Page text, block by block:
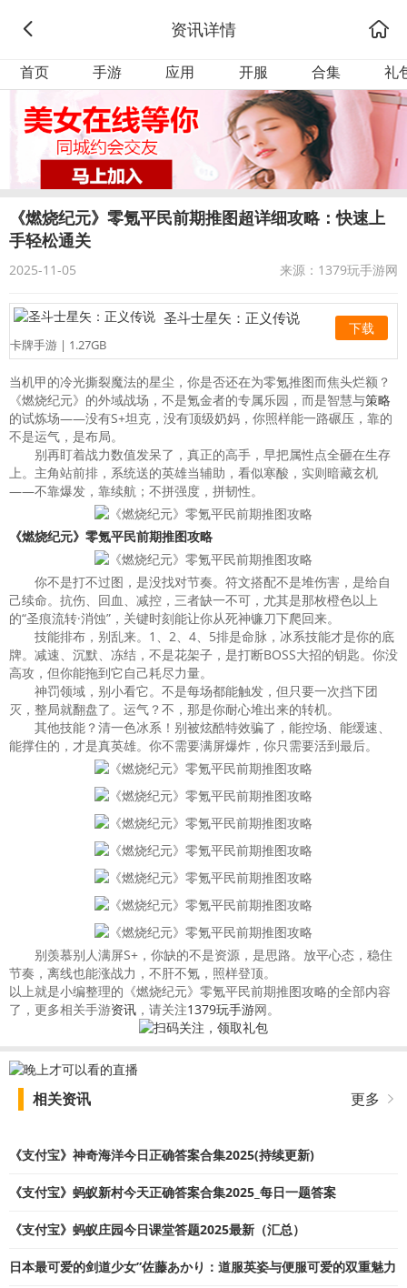
资讯详情
首页 手游 应用 开服 合集 礼
《燃烧纪元》零氪平民前期推图超详细攻略：快速上
手轻松通关
2025-11-05 来源：1379玩手游网
下载
圣斗士星矢：正义传说
卡牌手游 | 1.27GB
当机甲的冷光撕裂魔法的星尘，你是否还在为零氪推图而焦头烂额？
《燃烧纪元》的外域战场，不是氪金者的专属乐园，而是智慧与策略
的试炼场——没有S+坦克，没有顶级奶妈，你照样能一路碾压，靠的
不是运气，是布局。
别再盯着战力数值发呆了，真正的高手，早把属性点全砸在生存
上。主角站前排，系统送的英雄当辅助，看似寒酸，实则暗藏玄机
——不靠爆发，靠续航；不拼强度，拼韧性。
《燃烧纪元》零氪平民前期推图攻略
你不是打不过图，是没找对节奏。符文搭配不是堆伤害，是给自
己续命。抗伤、回血、减控，三者缺一不可，尤其是那枚橙色以上
的“圣痕流转·消蚀”，关键时刻能让你从死神镰刀下爬回来。
技能排布，别乱来。1、2、4、5排是命脉，冰系技能才是你的底
牌。减速、沉默、冻结，不是花架子，是打断BOSS大招的钥匙。你没
高攻，但你能拖到它自己耗尽力量。
神罚领域，别小看它。不是每场都能触发，但只要一次挡下团
灭，整局就翻盘了。运气？不，那是你耐心堆出来的转机。
其他技能？清一色冰系！别被炫酷特效骗了，能控场、能缓速、
能撑住的，才是真英雄。你不需要满屏爆炸，你只需要活到最后。
别羡慕别人满屏S+，你缺的不是资源，是思路。放平心态，稳住
节奏，离线也能涨战力，不肝不氪，照样登顶。
以上就是小编整理的《燃烧纪元》零氪平民前期推图攻略的全部内容
了，更多相关手游资讯 ，请关注1379玩手游网。
相关资讯 更多
《支付宝》神奇海洋今日正确答案合集2025(持续更新)
《支付宝》蚂蚁新村今天正确答案合集2025_每日一题答案
《支付宝》蚂蚁庄园今日课堂答题2025最新（汇总）
日本最可爱的剑道少女”佐藤あかり：道服英姿与便服可爱的双重魅力